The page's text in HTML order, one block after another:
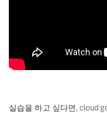
실습을 하고 싶다면, cloud